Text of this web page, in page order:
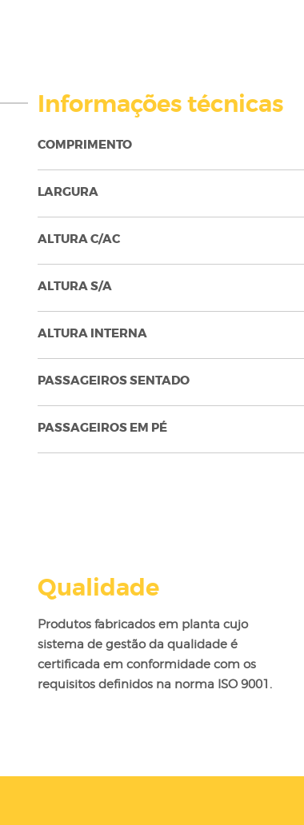
Informações técnicas
COMPRIMENTO
LARGURA
ALTURA C/AC
ALTURA S/A
ALTURA INTERNA
PASSAGEIROS SENTADO
PASSAGEIROS EM PÉ
Qualidade
Produtos fabricados em planta cujo
sistema de gestão da qualidade é
certificada em conformidade com os
requisitos definidos na norma ISO 9001.